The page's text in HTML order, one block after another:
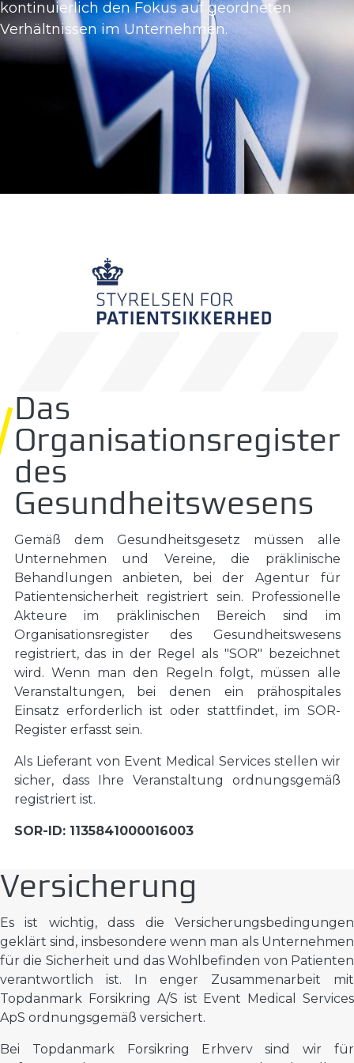
kontinuierlich den Fokus auf geordneten
Verhältnissen im Unternehmen.
Das
Organisationsregister
des
Gesundheitswesens
Gemäß dem Gesundheitsgesetz müssen alle
Unternehmen und Vereine, die präklinische
Behandlungen anbieten, bei der Agentur für
Patientensicherheit registriert sein. Professionelle
Akteure im präklinischen Bereich sind im
Organisationsregister des Gesundheitswesens
registriert, das in der Regel als "SOR" bezeichnet
wird. Wenn man den Regeln folgt, müssen alle
Veranstaltungen, bei denen ein prähospitales
Einsatz erforderlich ist oder stattfindet, im SOR-
Register erfasst sein.
Als Lieferant von Event Medical Services stellen wir
sicher, dass Ihre Veranstaltung ordnungsgemäß
registriert ist.
SOR-ID: 1135841000016003
Versicherung
Es ist wichtig, dass die Versicherungsbedingungen
geklärt sind, insbesondere wenn man als Unternehmen
für die Sicherheit und das Wohlbefinden von Patienten
verantwortlich ist. In enger Zusammenarbeit mit
Topdanmark Forsikring A/S ist Event Medical Services
ApS ordnungsgemäß versichert.
Bei Topdanmark Forsikring Erhverv sind wir für